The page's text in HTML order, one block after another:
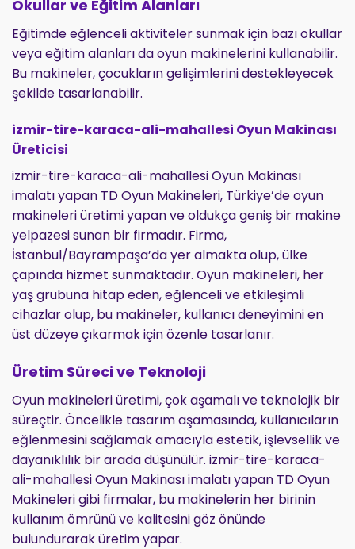
Okullar ve Eğitim Alanları
Eğitimde eğlenceli aktiviteler sunmak için bazı okullar
veya eğitim alanları da oyun makinelerini kullanabilir.
Bu makineler, çocukların gelişimlerini destekleyecek
şekilde tasarlanabilir.
izmir-tire-karaca-ali-mahallesi Oyun Makinası
Üreticisi
izmir-tire-karaca-ali-mahallesi Oyun Makinası
imalatı yapan TD Oyun Makineleri, Türkiye’de oyun
makineleri üretimi yapan ve oldukça geniş bir makine
yelpazesi sunan bir firmadır. Firma,
İstanbul/Bayrampaşa’da yer almakta olup, ülke
çapında hizmet sunmaktadır. Oyun makineleri, her
yaş grubuna hitap eden, eğlenceli ve etkileşimli
cihazlar olup, bu makineler, kullanıcı deneyimini en
üst düzeye çıkarmak için özenle tasarlanır.
Üretim Süreci ve Teknoloji
Oyun makineleri üretimi, çok aşamalı ve teknolojik bir
süreçtir. Öncelikle tasarım aşamasında, kullanıcıların
eğlenmesini sağlamak amacıyla estetik, işlevsellik ve
dayanıklılık bir arada düşünülür. izmir-tire-karaca-
ali-mahallesi Oyun Makinası imalatı yapan TD Oyun
Makineleri gibi firmalar, bu makinelerin her birinin
kullanım ömrünü ve kalitesini göz önünde
bulundurarak üretim yapar.